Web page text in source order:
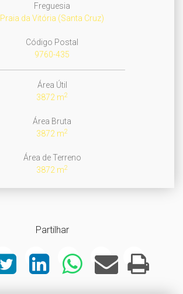
Freguesia
Praia da Vitória (Santa Cruz)
Código Postal
9760-435
Área Útil
3872 m2
Área Bruta
3872 m2
Área de Terreno
3872 m2
Partilhar